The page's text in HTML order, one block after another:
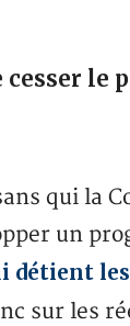
le
qui la
un
détient
sur les